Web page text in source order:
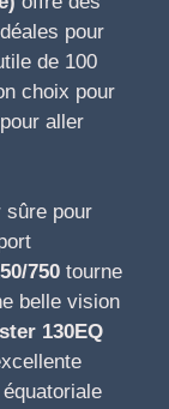
pour
de 100
choix pour
aller
sûre pour
750 tourne
belle vision
130EQ